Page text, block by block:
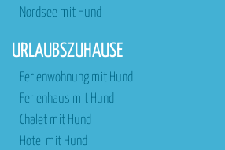
Nordsee mit Hund
URLAUBSZUHAUSE
Ferienwohnung mit Hund
Ferienhaus mit Hund
Chalet mit Hund
Hotel mit Hund